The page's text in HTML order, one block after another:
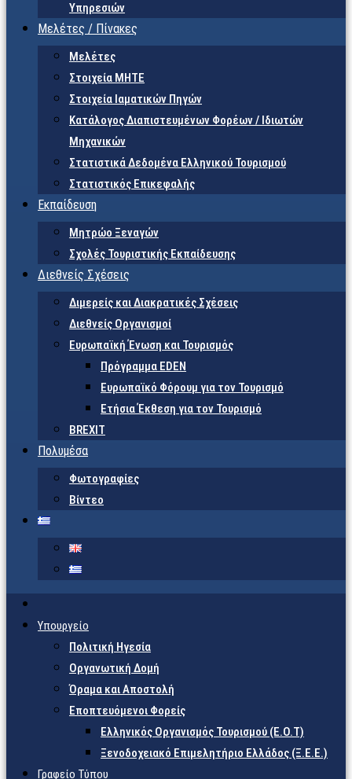
Υπηρεσιών
Μελέτες / Πίνακες
Μελέτες
Στοιχεία ΜΗΤΕ
Στοιχεία Ιαματικών Πηγών
Κατάλογος Διαπιστευμένων Φορέων / Ιδιωτών
Μηχανικών
Στατιστικά Δεδομένα Ελληνικού Τουρισμού
Στατιστικός Επικεφαλής
Εκπαίδευση
Μητρώο Ξεναγών
Σχολές Τουριστικής Εκπαίδευσης
Διεθνείς Σχέσεις
Διμερείς και Διακρατικές Σχέσεις
Διεθνείς Οργανισμοί
Ευρωπαϊκή Ένωση και Τουρισμός
Πρόγραμμα EDEN
Ευρωπαϊκό Φόρουμ για τον Τουρισμό
Ετήσια Έκθεση για τον Τουρισμό
BREXIT
Πολυμέσα
Φωτογραφίες
Βίντεο
Υπουργείο
Πολιτική Ηγεσία
Οργανωτική Δομή
Όραμα και Αποστολή
Εποπτευόμενοι Φορείς
Eλληνικός Οργανισμός Τουρισμού (Ε.Ο.Τ)
Ξενοδοχειακό Επιμελητήριο Ελλάδος (Ξ.Ε.Ε.)
Γραφείο Τύπου